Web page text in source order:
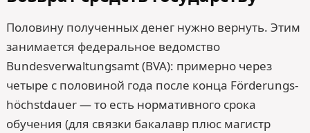
Половину полученных денег нужно вернуть. Этим
занимается федеральное ведомство
Bundesverwaltungsamt (BVA): примерно через
четыре с половиной года после конца Förde­rungs­
höchst­dauer — то есть нормативного срока
обучения (для связки бакалавр плюс магистр